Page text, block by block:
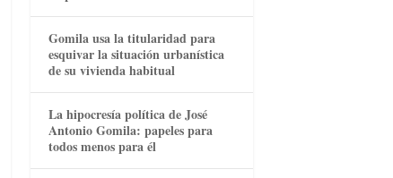
Gomila usa la titularidad para
esquivar la situación urbanística
de su vivienda habitual
La hipocresía política de José
Antonio Gomila: papeles para
todos menos para él